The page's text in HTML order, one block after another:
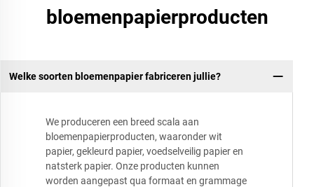
bloemenpapierproducten
Welke soorten bloemenpapier fabriceren jullie?
We produceren een breed scala aan
bloemenpapierproducten, waaronder wit
papier, gekleurd papier, voedselveilig papier en
natsterk papier. Onze producten kunnen
worden aangepast qua formaat en grammage